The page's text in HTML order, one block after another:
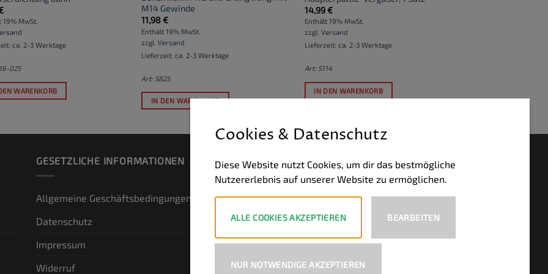
19% MwSt.
ca. 2-3 Werktage
025
WARENKORB
M14 Gewinde
11,98€
Enthält 19% MwSt.
zzgl.Versand
Lieferzeit: ca. 2-3 Werktage
Art: S825
IN DEN WARENKORB
14,99€
Enthält 19% MwSt.
zzgl. Versand
Lieferzeit: ca. 2-3 Werktage
Art: S114
IN DEN WARENKORB
GESETZLICHE INFORMATIONEN
Allgemeine Geschäftsbedingungen
Datenschutz
Impressum
Widerruf
ZAHLUNGSWEISEN
PayPal Visa MasterCard
Bank
Transfer
Cookies & Datenschutz
Diese Website nutzt Cookies, um dir das bestmögliche
Nutzererlebnis auf unserer Website zu ermöglichen.
ALLE COOKIES AKZEPTIEREN BEARBEITEN
NUR NOTWENDIGE AKZEPTIEREN